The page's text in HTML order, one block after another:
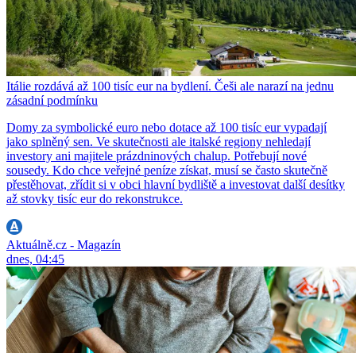
Itálie rozdává až 100 tisíc eur na bydlení. Češi ale narazí na jednu
zásadní podmínku
Domy za symbolické euro nebo dotace až 100 tisíc eur vypadají
jako splněný sen. Ve skutečnosti ale italské regiony nehledají
investory ani majitele prázdninových chalup. Potřebují nové
sousedy. Kdo chce veřejné peníze získat, musí se často skutečně
přestěhovat, zřídit si v obci hlavní bydliště a investovat další desítky
až stovky tisíc eur do rekonstrukce.
Aktuálně.cz - Magazín
dnes, 04:45